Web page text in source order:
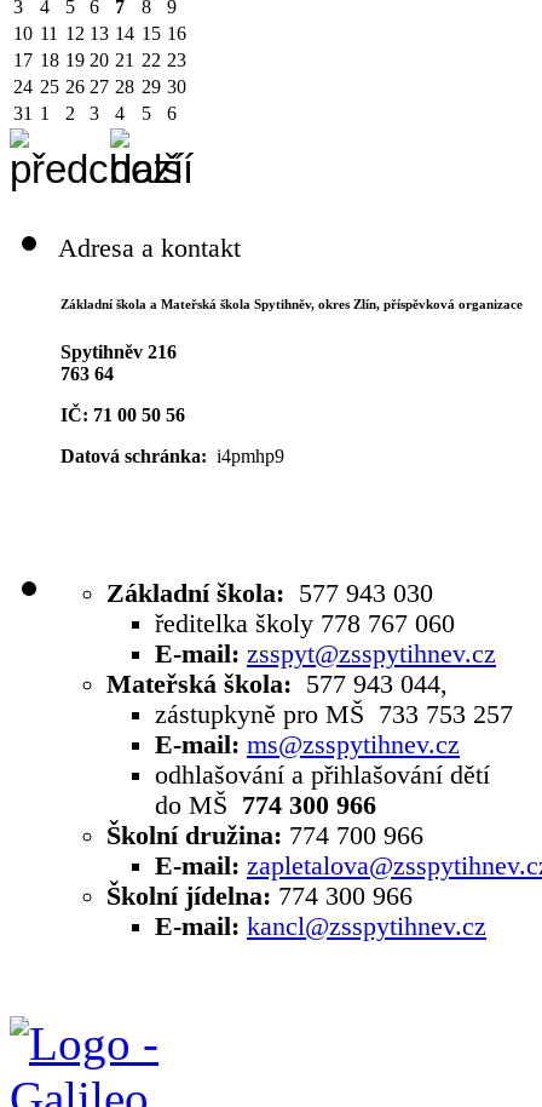
3
4 5 6 7 8
9
10 11 12 13 14 15 16
17 18 19 20 21 22 23
24 25 26 27 28 29 30
31 1 2 3 4 5 6
Adresa a kontakt
Základní škola a Mateřská škola Spytihněv, okres Zlín, příspěvková organizace
Spytihněv 216
763 64
IČ: 71 00 50 56
Datová schránka: i4pmhp9
Základní škola: 577 943 030
ředitelka školy 778 767 060
E-mail: zsspyt@zsspytihnev.cz
Mateřská škola: 577 943 044,
zástupkyně pro MŠ 733 753 257
E-mail: ms@zsspytihnev.cz
odhlašování a přihlašování dětí
do MŠ 774 300 966
Školní družina: 774 700 966
E-mail:
Školní jídelna: 774 300 966
E-mail: kancl@zsspytihnev.cz